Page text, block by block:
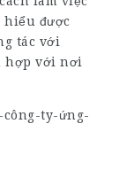
hiểu được
tác với
hợp với nơi
ty-ứng-